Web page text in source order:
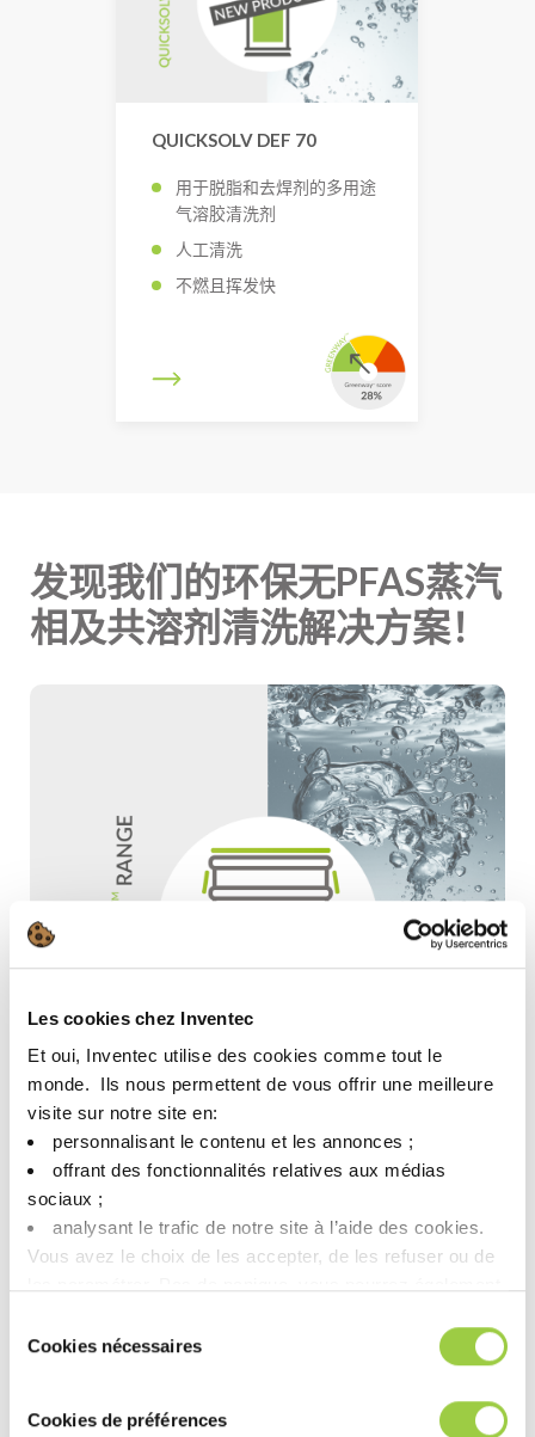
Les cookies chez Inventec
Et oui, Inventec utilise des cookies comme tout le
monde. ​ Ils nous permettent de vous offrir une meilleure
visite sur notre site en:​
personnalisant le contenu et les annonces ;​
offrant des fonctionnalités relatives aux médias
sociaux ; ​
analysant le trafic de notre site à l’aide des cookies.​
Vous avez le choix de les accepter, de les refuser ou de
cookies.​ ​ ​
duCookies nécessaires
Cookies de préférences
QUICKSOLV DEF 70
用于脱脂和去焊剂的多用途
气溶胶清洗剂
人工清洗
不燃且挥发快
发现我们的环保无PFAS蒸汽
相及共溶剂清洗解决方案！
PROMOSOLV NEO A1
无GWP & 不含PFAS
这是一个